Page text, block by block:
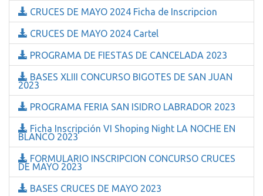
CRUCES DE MAYO 2024 Ficha de Inscripcion
CRUCES DE MAYO 2024 Cartel
PROGRAMA DE FIESTAS DE CANCELADA 2023
BASES XLIII CONCURSO BIGOTES DE SAN JUAN
2023
PROGRAMA FERIA SAN ISIDRO LABRADOR 2023
Ficha Inscripción VI Shoping Night LA NOCHE EN
BLANCO 2023
FORMULARIO INSCRIPCION CONCURSO CRUCES
DE MAYO 2023
BASES CRUCES DE MAYO 2023